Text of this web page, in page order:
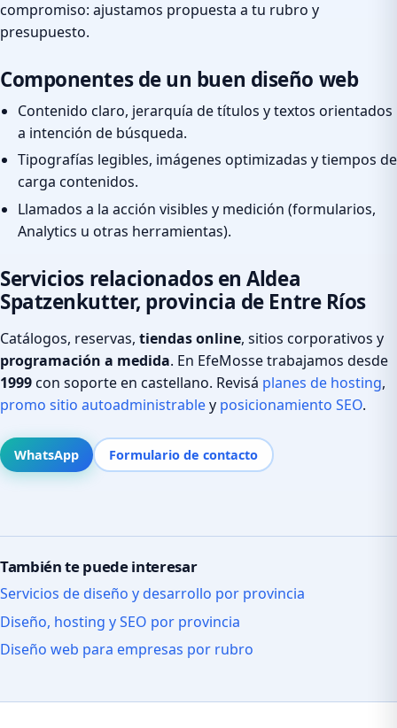
compromiso: ajustamos propuesta a tu rubro y
presupuesto.
Componentes de un buen diseño web
Contenido claro, jerarquía de títulos y textos orientados
a intención de búsqueda.
Tipografías legibles, imágenes optimizadas y tiempos de
carga contenidos.
Llamados a la acción visibles y medición (formularios,
Analytics u otras herramientas).
Servicios relacionados en Aldea
Spatzenkutter, provincia de Entre Ríos
Catálogos, reservas, tiendas online, sitios corporativos y
programación a medida. En EfeMosse trabajamos desde
1999con soporte en castellano. Revisá planes de hosting,
promo sitio autoadministrabley posicionamiento SEO.
WhatsApp Formulario de contacto
También te puede interesar
Servicios de diseño y desarrollo por provincia
Diseño, hosting y SEO por provincia
Diseño web para empresas por rubro